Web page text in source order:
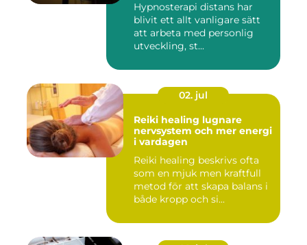
Hypnosterapi distans har
blivit ett allt vanligare sätt
att arbeta med personlig
utveckling, st...
02. jul
Reiki healing lugnare
nervsystem och mer energi
i vardagen
Reiki healing beskrivs ofta
som en mjuk men kraftfull
metod för att skapa balans i
både kropp och si...